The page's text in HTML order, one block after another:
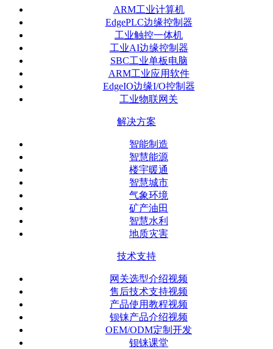
ARM工业计算机
EdgePLC边缘控制器
工业触控一体机
工业AI边缘控制器
SBC工业单板电脑
ARM工业应用软件
EdgeIO边缘I/O控制器
工业物联网关
解决方案
智能制造
智慧能源
楼宇暖通
智慧城市
气象环境
矿产油田
智慧水利
地质灾害
技术支持
网关选型介绍视频
售后技术支持视频
产品使用教程视频
钡铼产品介绍视频
OEM/ODM定制开发
钡铼课堂